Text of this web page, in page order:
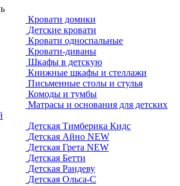
Кровати домики
Детские кровати
Кровати односпальные
Кровати-диваны
Шкафы в детскую
Книжные шкафы и стеллажи
Письменные столы и стулья
Комоды и тумбы
Матрасы и основания для детских
Детская Тимберика Кидс
Детская Айно NEW
Детская Грета NEW
Детская Бетти
Детская Рандеву
Детская Ольса-С